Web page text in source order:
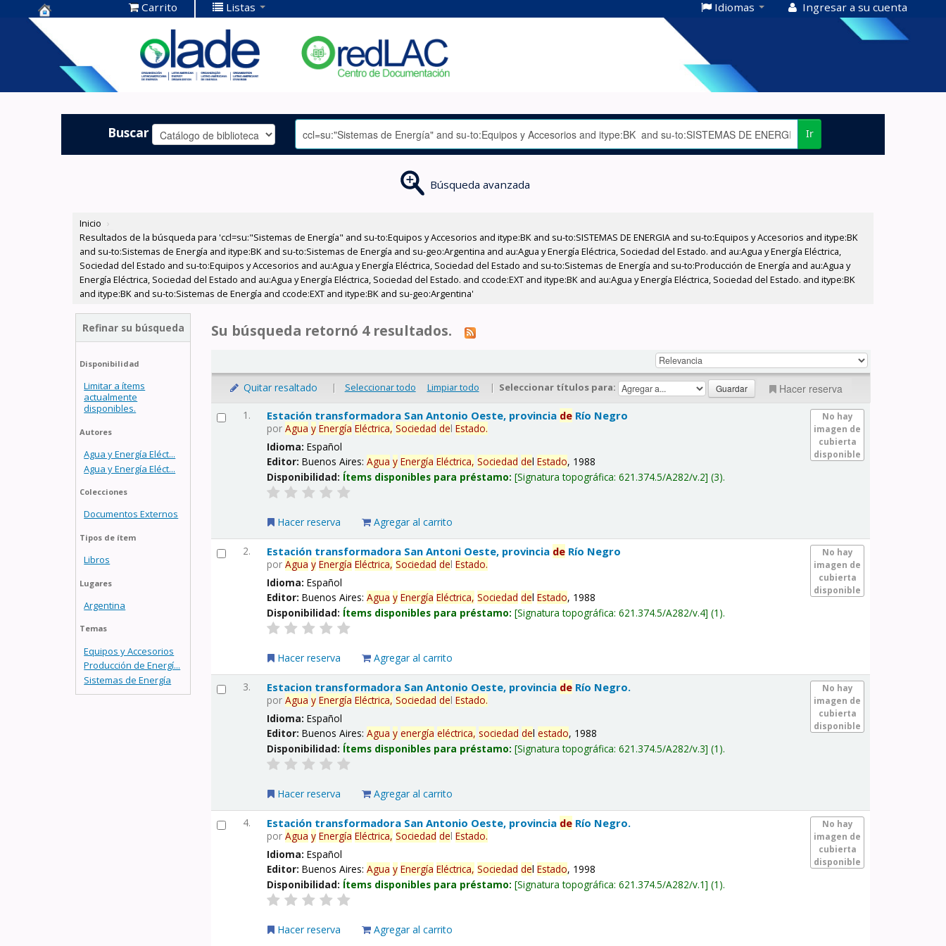
Centro de
Documentación
OLADE -
Carrito Listas Idiomas Ingresar a su cuenta
Buscar Ir
Búsqueda avanzada
Inicio ›
Resultados de la búsqueda para 'ccl=su:"Sistemas de Energía" and su-to:Equipos y Accesorios and itype:BK and su-to:SISTEMAS DE ENERGIA and su-to:Equipos y Accesorios and itype:BK
and su-to:Sistemas de Energía and itype:BK and su-to:Sistemas de Energía and su-geo:Argentina and au:Agua y Energía Eléctrica, Sociedad del Estado. and au:Agua y Energía Eléctrica,
Sociedad del Estado and su-to:Equipos y Accesorios and au:Agua y Energía Eléctrica, Sociedad del Estado and su-to:Sistemas de Energía and su-to:Producción de Energía and au:Agua y
Energía Eléctrica, Sociedad del Estado and au:Agua y Energía Eléctrica, Sociedad del Estado. and ccode:EXT and itype:BK and au:Agua y Energía Eléctrica, Sociedad del Estado. and itype:BK
and itype:BK and su-to:Sistemas de Energía and ccode:EXT and itype:BK and su-geo:Argentina'
Refinar su búsqueda
Disponibilidad
Limitar a ítems
actualmente
disponibles.
Autores
Agua y Energía Eléct...
Agua y Energía Eléct...
Colecciones
Documentos Externos
Tipos de ítem
Libros
Lugares
Argentina
Temas
Equipos y Accesorios
Producción de Energí...
Sistemas de Energía
Su búsqueda retornó 4 resultados.
Quitar resaltado | Seleccionar todo Limpiar todo | Seleccionar títulos para: Hacer reserva
1.
No hay
imagen de
cubierta
disponible
Estación transformadora San Antonio Oeste, provincia de Río Negro
porAgua y Energía Eléctrica, Sociedad delEstado.
Idioma:Español
Editor:Buenos Aires:Agua y Energía Eléctrica, Sociedad delEstado, 1988
Disponibilidad: Ítems disponibles para préstamo: Signatura topográfica:621.374.5/A282/v.2 (3).
Hacer reserva Agregar al carrito
2.
No hay
imagen de
cubierta
disponible
Estación transformadora San Antoni Oeste, provincia de Río Negro
porAgua y Energía Eléctrica, Sociedad delEstado.
Idioma:Español
Editor:Buenos Aires:Agua y Energía Eléctrica, Sociedad delEstado, 1988
Disponibilidad: Ítems disponibles para préstamo: Signatura topográfica:621.374.5/A282/v.4 (1).
Hacer reserva Agregar al carrito
3.
No hay
imagen de
cubierta
disponible
Estacion transformadora San Antonio Oeste, provincia de Río Negro.
porAgua y Energía Eléctrica, Sociedad delEstado.
Idioma:Español
Editor:Buenos Aires:Agua y energía eléctrica, sociedad delestado, 1988
Disponibilidad: Ítems disponibles para préstamo: Signatura topográfica:621.374.5/A282/v.3 (1).
Hacer reserva Agregar al carrito
4.
No hay
imagen de
cubierta
disponible
Estación transformadora San Antonio Oeste, provincia de Río Negro.
porAgua y Energía Eléctrica, Sociedad delEstado.
Idioma:Español
Editor:Buenos Aires:Agua y Energía Eléctrica, Sociedad delEstado, 1998
Disponibilidad: Ítems disponibles para préstamo: Signatura topográfica:621.374.5/A282/v.1 (1).
Hacer reserva Agregar al carrito